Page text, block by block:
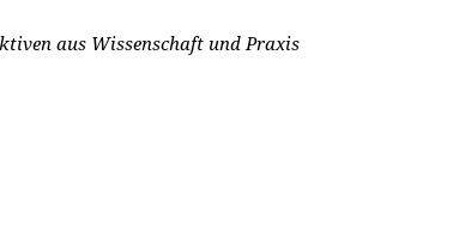
aus Wissenschaft und Praxis